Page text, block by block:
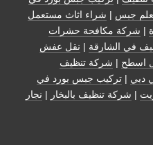
جبس | شراء اثاث مستعمل
| شركة مكافحة حشرات
في الشارقة | نقل عفش
اسطح | شركة تنظيف
دبي | تركيب جبس بورد في
| شركة تنظيف بالبخار | نجار